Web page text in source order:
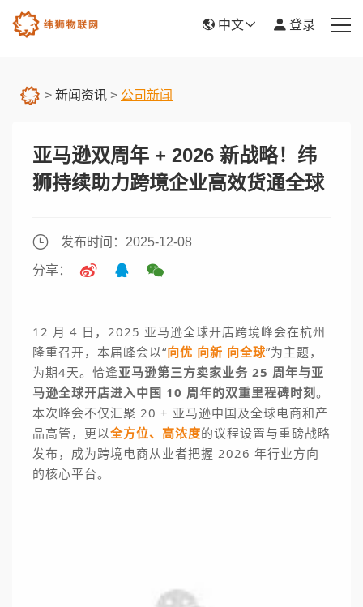
新闻资讯
关于我们
帮助中心
平台入驻
中文 登录
> 新闻资讯 > 公司新闻
亚马逊双周年 + 2026 新战略！纬
狮持续助力跨境企业高效货通全球
发布时间：2025-12-08
分享：
12 月 4 日，2025 亚马逊全球开店跨境峰会在杭州
隆重召开， 本届峰会以“向优 向新 向全球”为主题，
为期4天。 恰逢亚马逊第三方卖家业务 25 周年与亚
马逊全球开店进入中国 10 周年的双重里程碑时刻 。
本次峰会不仅汇聚 20 + 亚马逊中国及全球电商和产
品高管，更以全方位、高浓度的议程设置与重磅战略
发布，成为跨境电商从业者把握 2026 年行业方向
的核心平台。